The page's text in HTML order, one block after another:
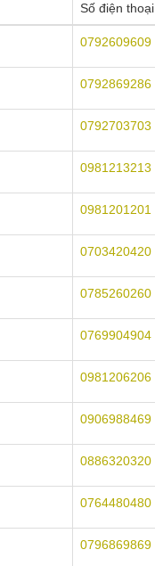
Số điện thoại
0792609609
0792869286
0792703703
0981213213
0981201201
0703420420
0785260260
0769904904
0981206206
0906988469
0886320320
0764480480
0796869869